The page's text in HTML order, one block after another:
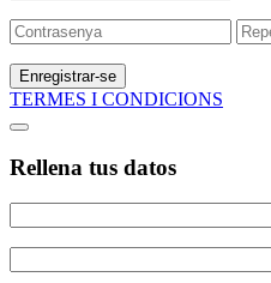
Enregistrar-se
TERMES I CONDICIONS
Rellena tus datos